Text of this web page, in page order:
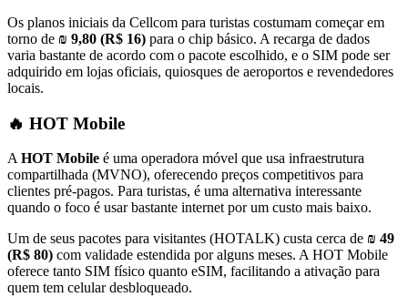
Os planos iniciais da Cellcom para turistas costumam começar em
torno de ₪ 9,80 (R$ 16) para o chip básico. A recarga de dados
varia bastante de acordo com o pacote escolhido, e o SIM pode ser
adquirido em lojas oficiais, quiosques de aeroportos e revendedores
locais.
🔥 HOT Mobile
A HOT Mobile é uma operadora móvel que usa infraestrutura
compartilhada (MVNO), oferecendo preços competitivos para
clientes pré-pagos. Para turistas, é uma alternativa interessante
quando o foco é usar bastante internet por um custo mais baixo.
Um de seus pacotes para visitantes (HOTALK) custa cerca de ₪ 49
(R$ 80) com validade estendida por alguns meses. A HOT Mobile
oferece tanto SIM físico quanto eSIM, facilitando a ativação para
quem tem celular desbloqueado.